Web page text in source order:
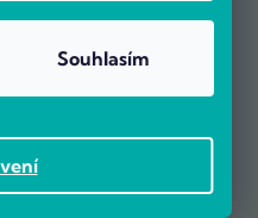
Souhlasím